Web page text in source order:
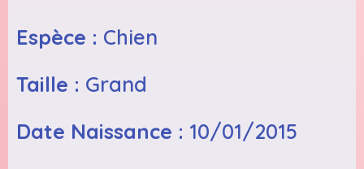
Espèce : Chien
Taille : Grand
Date Naissance : 10/01/2015